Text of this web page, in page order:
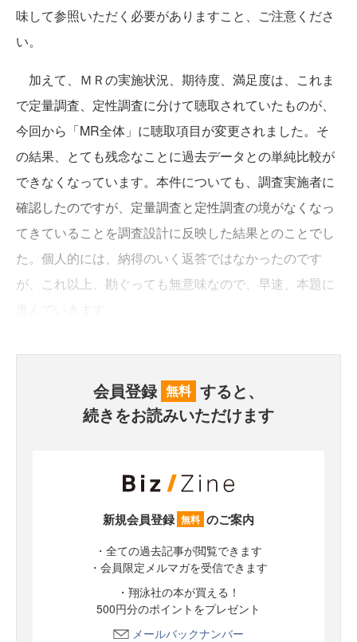
味して参照いただく必要がありますこと、ご注意くださ
い。
加えて、ＭＲの実施状況、期待度、満足度は、これま
で定量調査、定性調査に分けて聴取されていたものが、
今回から「MR全体」に聴取項目が変更されました。そ
の結果、とても残念なことに過去データとの単純比較が
できなくなっています。本件についても、調査実施者に
確認したのですが、定量調査と定性調査の境がなくなっ
てきていることを調査設計に反映した結果とのことでし
た。個人的には、納得のいく返答ではなかったのです
が、これ以上、勘ぐっても無意味なので、早速、本題に
会員登録 無料 すると、
続きをお読みいただけます
新規会員登録 無料 のご案内
・全ての過去記事が閲覧できます
・会員限定メルマガを受信できます
・翔泳社の本が買える！
500円分のポイントをプレゼント
メールバックナンバー